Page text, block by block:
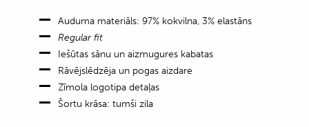
Auduma materiāls: 97% kokvilna, 3% elastāns
Regular fit
Iešūtas sānu un aizmugures kabatas
Rāvējslēdzēja un pogas aizdare
Zīmola logotipa detaļas
Šortu krāsa: tumši zila